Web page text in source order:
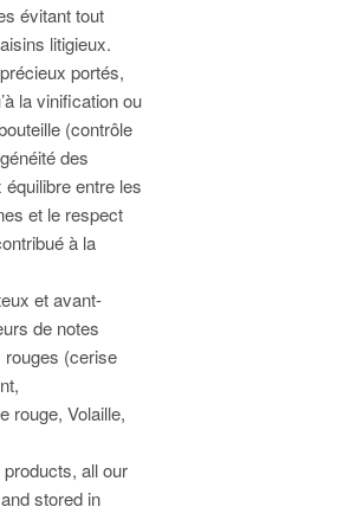
évitant tout
litigieux.
portés,
la vinification ou
(contrôle
des
entre les
et le respect
à la
et avant-
de notes
rouges (cerise
rouge, Volaille,
all our
stored in